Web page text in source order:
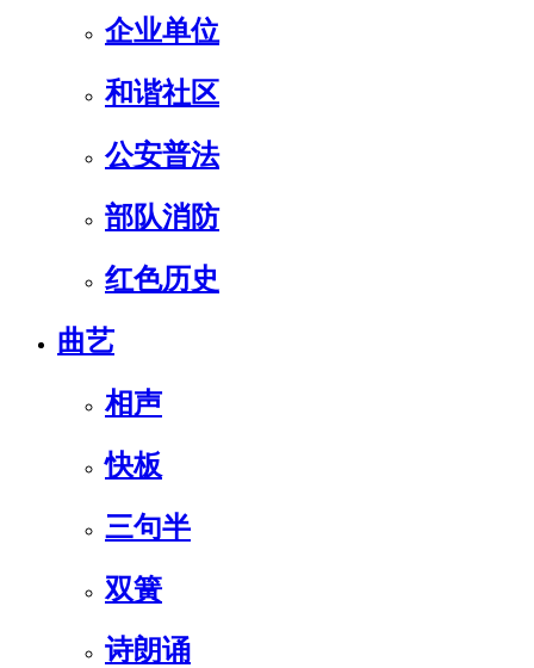
企业单位
和谐社区
公安普法
部队消防
红色历史
曲艺
相声
快板
三句半
双簧
诗朗诵